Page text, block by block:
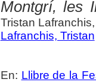
Montgrí, les
Tristan
Lafranchis, Tristan
En: Llibre de la